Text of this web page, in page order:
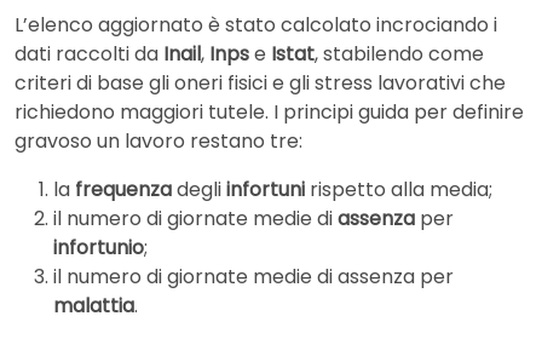
L’elenco aggiornato è stato calcolato incrociando i
dati raccolti da Inail, Inpse Istat, stabilendo come
criteri di base gli oneri fisici e gli stress lavorativi che
richiedono maggiori tutele. I principi guida per definire
gravoso un lavoro restano tre:
la frequenzadegliinfortuni rispetto alla media;
il numero di giornate medie diassenza per
infortunio;
il numero di giornate medie di assenza per
malattia.